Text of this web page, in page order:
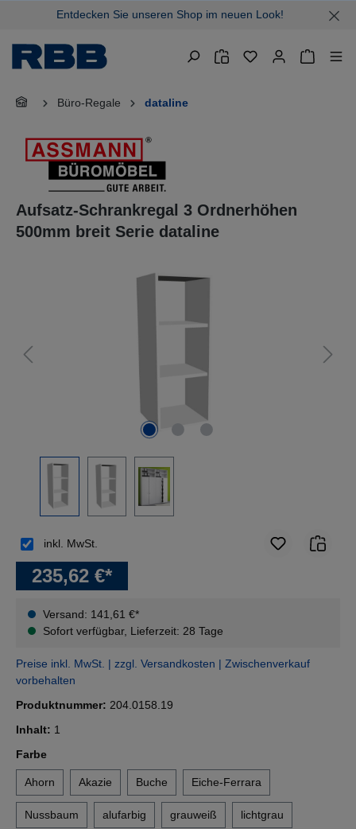
springenEntdecken Sie unseren Shop im neuen Look!
Büro-Regale dataline
Aufsatz-Schrankregal 3 Ordnerhöhen
500mm breit Serie dataline
235,62 €*
Versand: 141,61 €*
Sofort verfügbar, Lieferzeit: 28 Tage
inkl. MwSt.
Preise inkl. MwSt. | zzgl. Versandkosten | Zwischenverkauf
vorbehalten
Produktnummer: 204.0158.19
Inhalt: 1
Farbeauswählen
Ahorn Akazie Buche Eiche-Ferrara
Nussbaum alufarbig grauweiß lichtgrau